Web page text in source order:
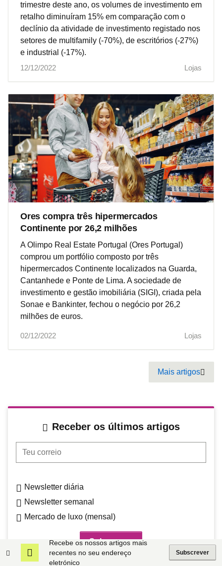
trimestre deste ano, os volumes de investimento em
retalho diminuíram 15% em comparação com o
declínio da atividade de investimento registado nos
setores de multifamily (-70%), de escritórios (-27%)
e industrial (-17%).
12/12/2022
Lojas
Ores compra três hipermercados
Continente por 26,2 milhões
A Olimpo Real Estate Portugal (Ores Portugal)
comprou um portfólio composto por três
hipermercados Continente localizados na Guarda,
Cantanhede e Ponte de Lima. A sociedade de
investimento e gestão imobiliária (SIGI), criada pela
Sonae e Bankinter, fechou o negócio por 26,2
milhões de euros.
02/12/2022 Lojas
Mais artigos
Recebe os nossos artigos mais
recentes no seu endereço
eletrónico
Subscrever
Receber os últimos artigos
Teu correio
Newsletter diária
Newsletter semanal
Mercado de luxo (mensal)
Mais lidos